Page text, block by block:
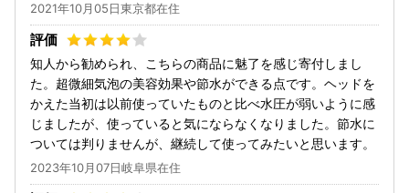
2021年10月05日東京都在住
知人から勧められ、こちらの商品に魅了を感じ寄付しまし
た。超微細気泡の美容効果や節水ができる点です。ヘッドを
かえた当初は以前使っていたものと比べ水圧が弱いように感
じましたが、使っていると気にならなくなりました。節水に
ついては判りませんが、継続して使ってみたいと思います。
2023年10月07日岐阜県在住